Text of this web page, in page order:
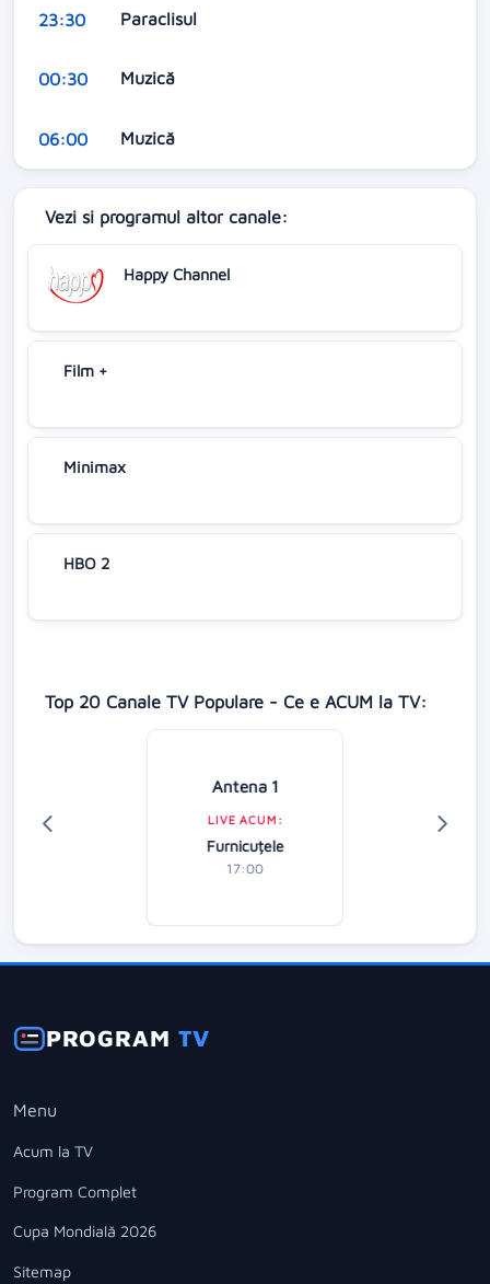
23:30 Paraclisul
00:30 Muzică
06:00 Muzică
Vezi si programul altor canale:
Happy Channel
Film +
Minimax
HBO 2
Top 20 Canale TV Populare - Ce e ACUM la TV:
Antena 1
LIVE ACUM:
Furnicuțele
17:00
PROGRAMTV
Menu
Acum la TV
Program Complet
Cupa Mondială 2026
Sitemap